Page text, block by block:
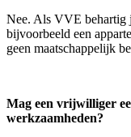
Nee. Als VVE behartig
bijvoorbeeld een
geen maatschappelijk
Mag een vrijwilliger
werkzaamheden?